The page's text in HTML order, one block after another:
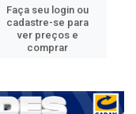
Faça seu login ou
cadastre-se para
ver preços e
comprar